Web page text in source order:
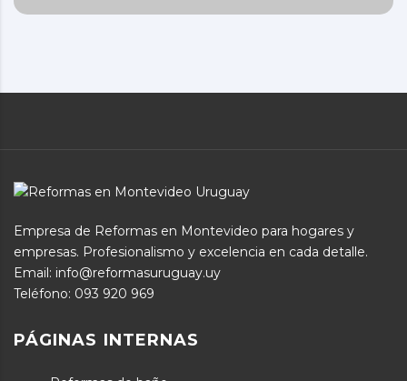
Empresa de Reformas en Montevideo para hogares y
empresas. Profesionalismo y excelencia en cada detalle.
Email: info@reformasuruguay.uy
Teléfono: 093 920 969
PÁGINAS INTERNAS